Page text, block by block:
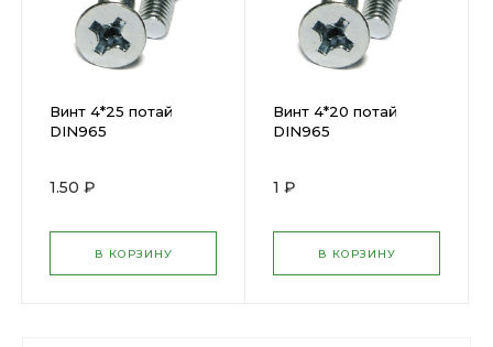
Винт 4*25 потай
DIN965
1.50 ₽
В КОРЗИНУ
Винт 4*20 потай
DIN965
1 ₽
В КОРЗИНУ